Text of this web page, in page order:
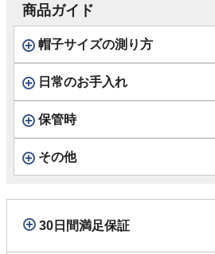
商品ガイド
帽子サイズの測り方
日常のお手入れ
保管時
その他
30日間満足保証